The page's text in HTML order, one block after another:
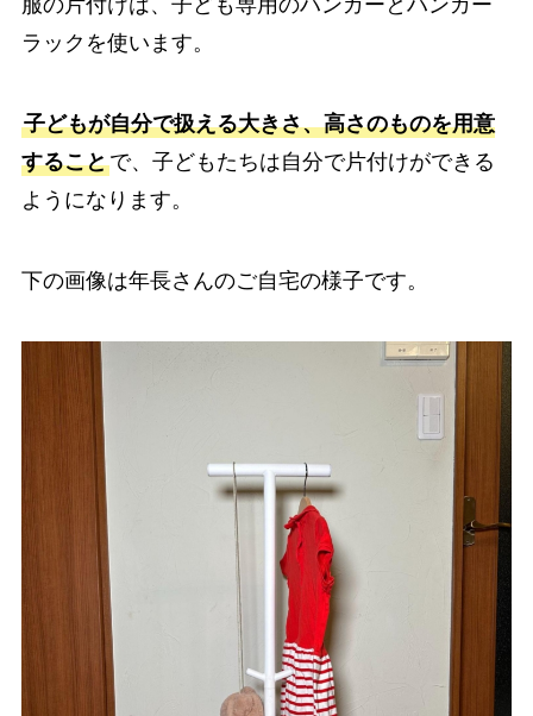
ラックを使います。
子どもが自分で扱える大きさ、高さのものを用意
することで、子どもたちは自分で片付けができる
ようになります。
下の画像は年長さんのご自宅の様子です。